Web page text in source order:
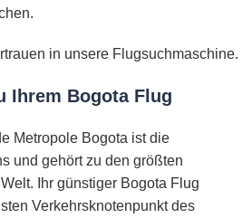
in unsere Flugsuchmaschine.
Ihrem Bogota Flug
Metropole Bogota ist die
und gehört zu den größten
Ihr günstiger Bogota Flug
Verkehrsknotenpunkt des